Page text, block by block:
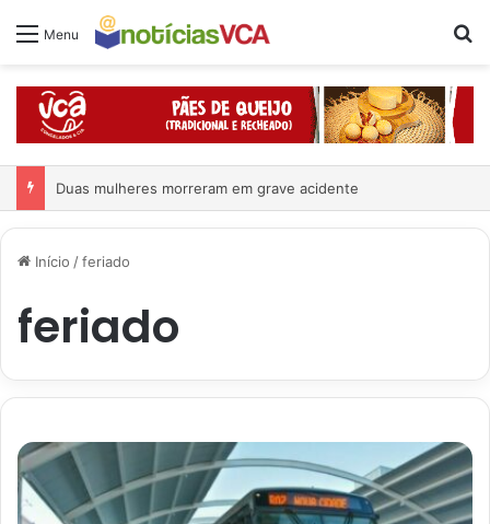
Menu
Duas mulheres morreram em grave acidente
Início /feriado
feriado